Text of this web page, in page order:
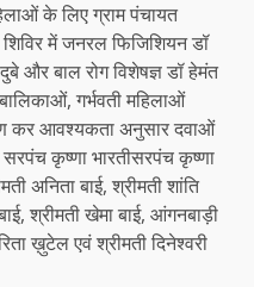
के लिए ग्राम पंचायत
में जनरल फिजिशियन डॉ
दुबे और बाल रोग विशेषज्ञ डॉ हेमंत
गर्भवती महिलाओं
कर आवश्यकता अनुसार दवाओं
कृष्णा भारतीसरपंच कृष्णा
अनिता बाई, श्रीमती शांति
श्रीमती खेमा बाई, आंगनबाड़ी
ख़ुटेल एवं श्रीमती दिनेश्वरी